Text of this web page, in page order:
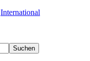
International
Suchen